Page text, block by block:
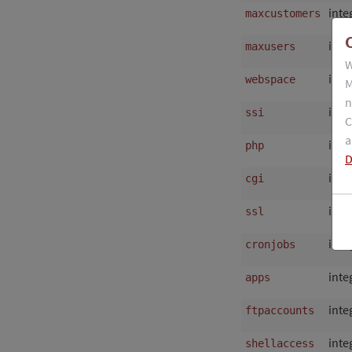
maxcustomers
maxusers
webspace
ssi
php
cgi
ssl
cronjobs
apps
ftpaccounts
shellaccess